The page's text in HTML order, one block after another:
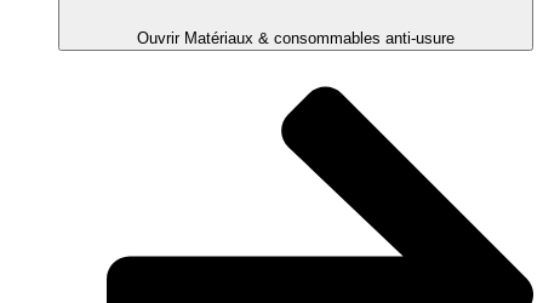
Ouvrir Matériaux & consommables anti-usure